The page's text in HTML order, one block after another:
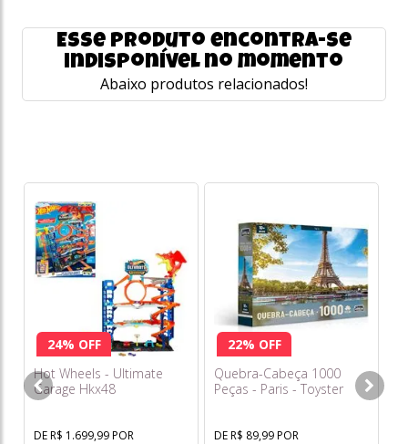
Esse produto encontra-se
indisponível no momento
Abaixo produtos relacionados!
24% OFF
Hot Wheels - Ultimate
Garage Hkx48
DE R$ 1.699,99 POR
22% OFF
Quebra-Cabeça 1000
Peças - Paris - Toyster
DE R$ 89,99 POR